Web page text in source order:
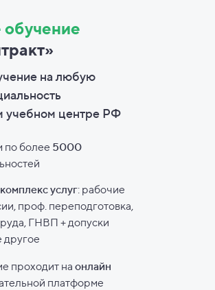
на любую
учебном центре РФ
по более 5000
проходит наонлайн
платформе
услуг: рабочие
проф. переподготовка,
ГНВП + допуски
другое